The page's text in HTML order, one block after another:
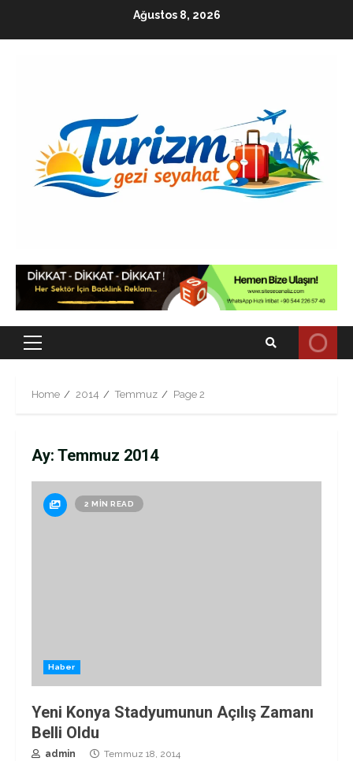
Ağustos 8, 2026
Primary
Home 2014 Temmuz Page 2
Ay: Temmuz 2014
2 MIN READ
Haber
Yeni Konya Stadyumunun Açılış Zamanı
Belli Oldu
admin Temmuz 18, 2014